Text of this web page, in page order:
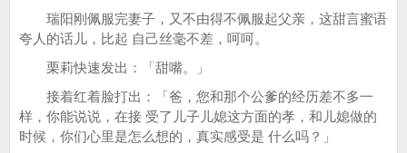
瑞阳刚佩服完妻子，又不由得不佩服起父亲，这甜言蜜语
夸人的话儿，比起 自己丝毫不差，呵呵。
栗莉快速发出：「甜嘴。」
接着红着脸打出：「爸，您和那个公爹的经历差不多一
样，你能说说，在接 受了儿子儿媳这方面的孝，和儿媳做的
时候，你们心里是怎么想的，真实感受是 什么吗？」